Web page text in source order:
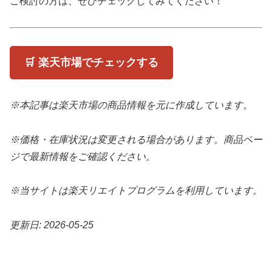
🛒 楽天市場でチェックする
※本記事は楽天市場の商品情報を元に作成しています。
※価格・在庫状況は変更される場合があります。商品ペー
ジで最新情報をご確認ください。
※当サイトは楽天リエイトプログラムを利用しています。
更新日: 2026-05-25